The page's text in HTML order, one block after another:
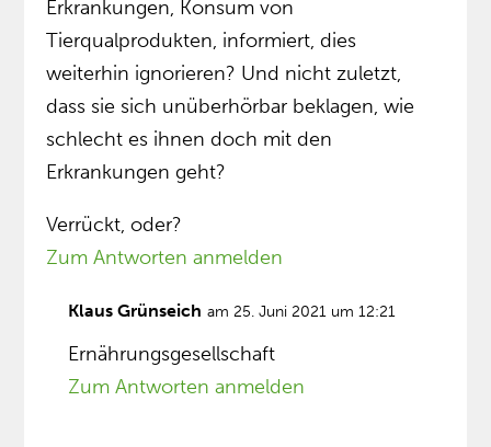
Erkrankungen, Konsum von
Tierqualprodukten, informiert, dies
weiterhin ignorieren? Und nicht zuletzt,
dass sie sich unüberhörbar beklagen, wie
schlecht es ihnen doch mit den
Erkrankungen geht?
Verrückt, oder?
Zum Antworten anmelden
Klaus Grünseich am 25. Juni 2021 um 12:21
Ernährungsgesellschaft
Zum Antworten anmelden